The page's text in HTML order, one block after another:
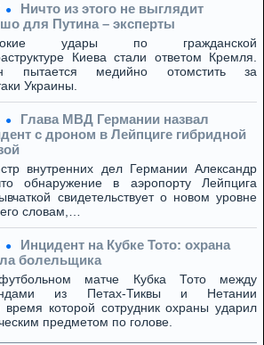
Ничто из этого не выглядит
для Путина – эксперты
удары по гражданской
Киева стали ответом Кремля.
пытается медийно отомстить за
Украины.
Глава МВД Германии назвал
с дроном в Лейпциге гибридной
внутренних дел Германии Александр
обнаружение в аэропорту Лейпцига
свидетельствует о новом уровне
словам,…
Инцидент на Кубке Тото: охрана
болельщика
матче Кубка Тото между
из Петах-Тиквы и Нетании
которой сотрудник охраны ударил
предметом по голове.